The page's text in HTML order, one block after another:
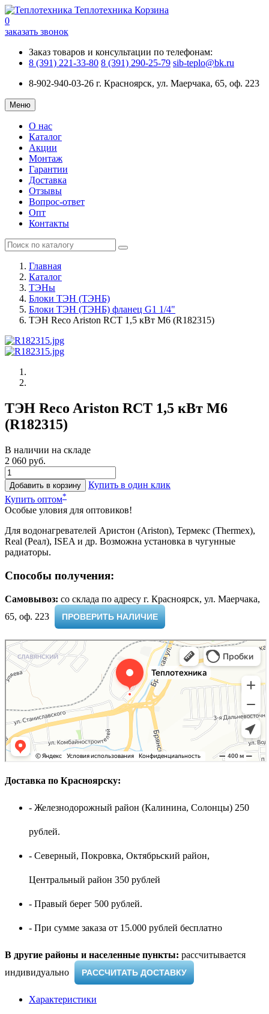
Теплотехника Корзина
0
заказать звонок
Заказ товаров и консультации по телефонам:
8 (391) 221-33-80 8 (391) 290-25-79 sib-teplo@bk.ru
8-902-940-03-26 г. Красноярск, ул. Маерчака, 65, оф. 223
Меню
О нас
Каталог
Акции
Монтаж
Гарантии
Доставка
Отзывы
Вопрос-ответ
Опт
Контакты
Главная
Каталог
ТЭНы
Блоки ТЭН (ТЭНБ)
Блоки ТЭН (ТЭНБ) фланец G1 1/4"
ТЭН Reco Ariston RCT 1,5 кВт M6 (R182315)
ТЭН Reco Ariston RCT 1,5 кВт M6
(R182315)
В наличии на складе
2 060 руб.
Добавить в корзину
Купить в один клик
Купить оптом*
Особые уловия для оптовиков!
Для водонагревателей Аристон (Ariston), Термекс (Thermex),
Real (Реал), ISEA и др. Возможна установка в чугунные
радиаторы.
Способы получения:
Самовывоз: cо склада по адресу г. Красноярск, ул. Маерчака,
65, оф. 223 ​
ПРОВЕРИТЬ НАЛИЧИЕ
Доставка по Красноярску:
- Железнодорожный район (Калинина, Солонцы) 250
рублей.
- Северный, Покровка, Октябрьский район,
Центральный район 350 рублей
- Правый берег 500 рублей.
- При сумме заказа от 15.000 рублей бесплатно
В другие районы и населенные пункты: рассчитывается
индивидуально ​
РАССЧИТАТЬ ДОСТАВКУ
Характеристики